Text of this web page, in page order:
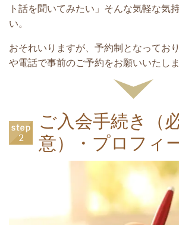
ト話を聞いてみたい」そんな気軽な気
い。
おそれいりますが、予約制となってお
や電話で事前のご予約をお願いいたしま
ご入会手続き（
意）・プロフィ